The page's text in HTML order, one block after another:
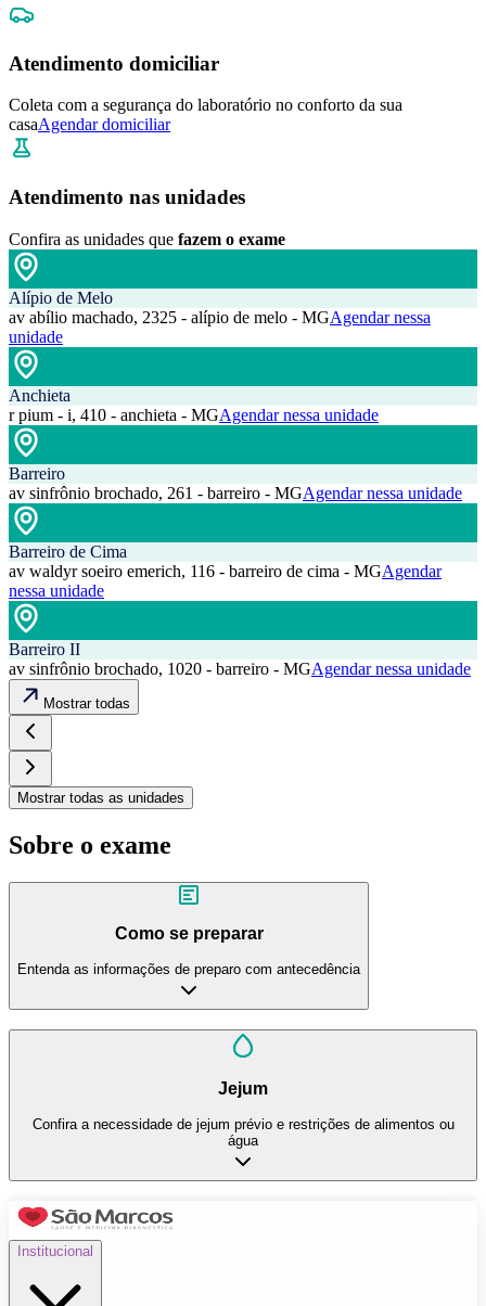
Atendimento domiciliar
Coleta com a segurança do laboratório no conforto da sua
casaAgendar domiciliar
Atendimento nas unidades
Confira as unidades que fazem o exame
Alípio de Melo
av abílio machado, 2325 - alípio de melo - MGAgendar nessa
unidade
Anchieta
r pium - i, 410 - anchieta - MGAgendar nessa unidade
Barreiro
av sinfrônio brochado, 261 - barreiro - MGAgendar nessa unidade
Barreiro de Cima
av waldyr soeiro emerich, 116 - barreiro de cima - MGAgendar
nessa unidade
Barreiro II
av sinfrônio brochado, 1020 - barreiro - MGAgendar nessa unidade
Mostrar todas
Mostrar todas as unidades
Sobre o exame
Como se preparar
Entenda as informações de preparo com antecedência
Jejum
Confira a necessidade de jejum prévio e restrições de alimentos ou
água
Institucional